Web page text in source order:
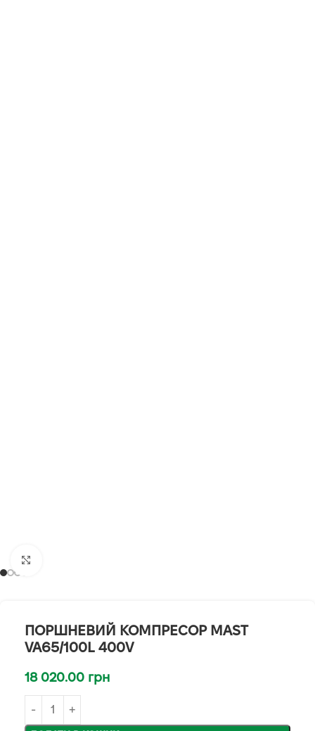
ПОРШНЕВИЙ КОМПРЕСОР MAST
VA65/100L 400V
18 020.00 грн